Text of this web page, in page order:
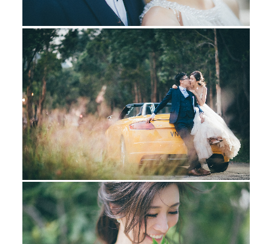
TOBY & ICE PRE-WEDDING
婚紗攝影
ESTHER & VINCENT PRE-WEDDING
婚紗攝影